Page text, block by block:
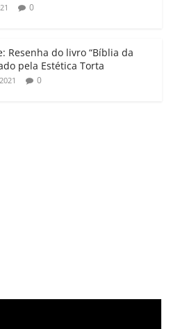
0
Resenha do livro “Bíblia da
pela Estética Torta
0